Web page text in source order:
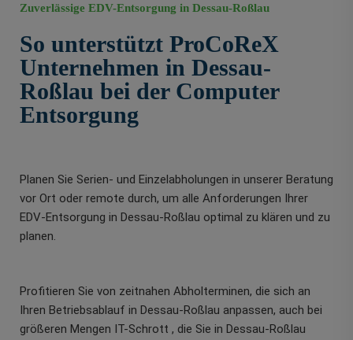
Zuverlässige EDV-Entsorgung in Dessau-Roßlau
So unterstützt ProCoReX
Unternehmen in Dessau-
Roßlau bei der Computer
Entsorgung
Planen Sie Serien- und Einzelabholungen in unserer Beratung
vor Ort oder remote durch, um alle Anforderungen Ihrer
EDV-Entsorgung in Dessau-Roßlau optimal zu klären und zu
planen.
Profitieren Sie von zeitnahen Abholterminen, die sich an
Ihren Betriebsablauf in Dessau-Roßlau anpassen, auch bei
größeren Mengen IT-Schrott , die Sie in Dessau-Roßlau